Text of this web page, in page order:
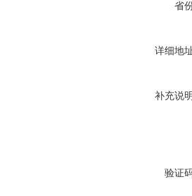
省
详细地
补充说
验证